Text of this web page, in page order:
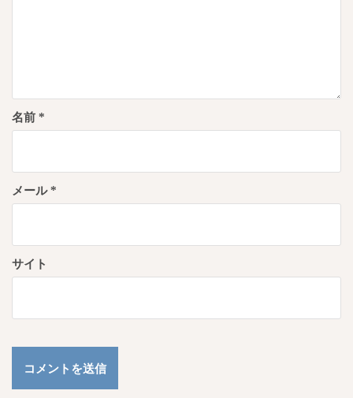
名前 *
メール*
サイト